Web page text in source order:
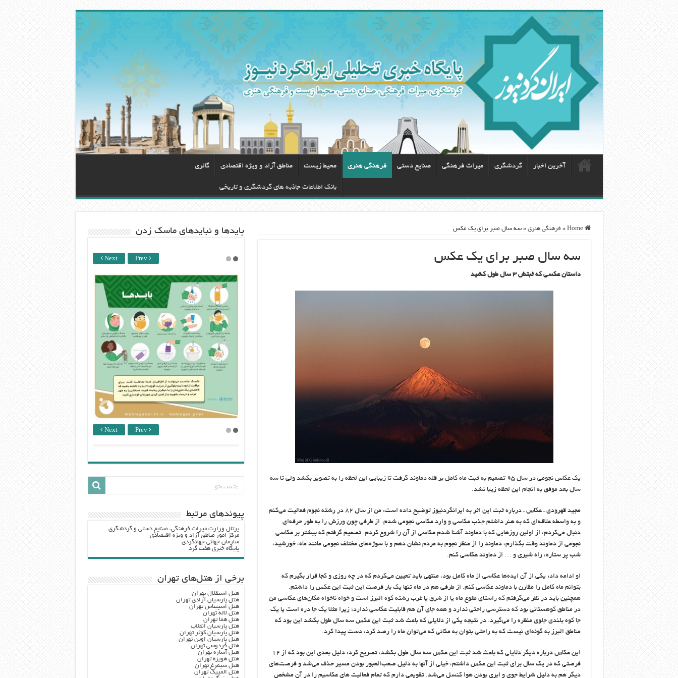
آخرین اخبار گردشگری ميراث فرهنگی صنایع دستی فرهنگی هنری محيط زيست مناطق آزاد و ویژه اقتصادی گالری
بانک اطلاعات جاذبه های گردشگری و تاریخی
Home
» فرهنگی هنری » سه سال صبر برای یک عکس
سه سال صبر برای یک عکس
داستان عکسی که ثبتش۳ سال طول کشید
یک عکاس نجومی در سال ۹۵ تصمیم به ثبت ماه کامل بر قله‌ دماوند گرفت تا زیبایی این لحظه را به تصویر بکشد ولی تا سه
سال بعد موفق به انجام این لحظه زیبا نشد.
مجید قهرودی ـ عکاس ـ درباره ثبت این اثر به ایرانگردنیوز توضیح داده است: من از سال ۸۲ در رشته نجوم فعالیت می‌کنم
و به واسطه علاقه‌ای که به هنر داشتم جذب عکاسی و وارد عکاسی نجومی شدم. از طرفی چون ورزش را به طور حرفه‌ای
دنبال می‌کردم، از اولین روزهایی که با دماوند آشنا شدم عکاسی از آن را شروع کردم. تصمیم گرفتم که بیشتر بر عکاسی
نجومی از دماوند وقت بگذارم، دماوند را از منظر نجوم به مردم نشان دهم و با سوژه‌های مختلف نجومی مانند ماه، خورشید،
شب پر ستاره، راه شیری و … از دماوند عکاسی کنم.
او ادامه داد: یکی از آن ایده‌ها عکاسی از ماه کامل بود، منتهی باید تعیین می‌کردم که در چه روزی و کجا قرار بگیرم که
بتوانم ماه کامل را مقارن با دماوند عکاسی کنم. از طرفی هم در ماه تنها یک بار فرصت این ثبت این عکس را داشتم.
همچنین باید در نظر می‌گرفتم که راستای طلوع ماه یا از شرق یا غرب رشته کوه البرز است و خواه ناخواه مکان‌های عکاسی من
در مناطق کوهستانی بود که دسترسی راحتی ندارد و همه جای آن هم قابلیت عکاسی ندارد؛ زیرا مثلا یک جا دره است یا یک
جا کوه بلندی جلوی منظره را می‌گیرد. در نتیجه یکی از دلایلی که باعث شد ثبت این عکس سه سال طول بکشد این بود که
مناطق البرز به گونه‌ای نیست که به راحتی بتوان به مکانی که می‌توان ماه را رصد کرد، دست پیدا کرد.
این عکاس درباره دیگر دلایلی که باعث شد ثبت این عکس سه سال طول بکشد، تصریح کرد: دلیل بعدی این بود که از ۱۲
فرصتی که در یک سال برای ثبت این عکس داشتم، خیلی‌ از آنها به دلیل صعب‌العبور بودن مسیر حذف می‌شد و فرصت‌های
دیگر هم به دلیل شرایط جوی و ابری بودن هوا کنسل می‌شد. تقویمی دارم که تمام فعالیت های عکاسیم را در آن مشخص
باید‌ها و نبایدهای ماسک زدن
Next Prev
Next Prev
پيوندهاي مرتبط
پرتال وزارت ميراث فرهنگي، صنایع دستی و گردشگري
مرکز امور مناطق آزاد و ویژه اقتصادی
سازمان جهانی جهانگردی
پایگاه خبری هفت گرد
برخی از هتل‌های تهران
هتل استقلال تهران
هتل پارسیان آزادی تهران
هتل اسپیناس تهران
هتل لاله تهران
هتل هما تهران
هتل پارسیان انقلاب
هتل پارسیان کوثر تهران
هتل پارسیان اوین تهران
هتل فردوسی تهران
هتل آساره تهران
هتل هویزه تهران
هتل سیمرغ تهران
هتل المپیک تهران